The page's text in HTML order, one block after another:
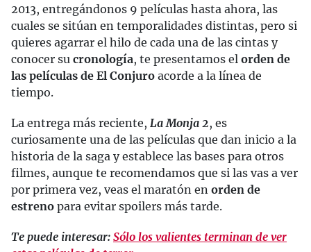
2013, entregándonos 9 películas hasta ahora, las
cuales se sitúan en temporalidades distintas, pero si
quieres agarrar el hilo de cada una de las cintas y
conocer su cronología, te presentamos el orden de
las películas de El Conjuro acorde a la línea de
tiempo.
La entrega más reciente, La Monja 2, es
curiosamente una de las películas que dan inicio a la
historia de la saga y establece las bases para otros
filmes, aunque te recomendamos que si las vas a ver
por primera vez, veas el maratón en orden de
estreno para evitar spoilers más tarde.
Te puede interesar: Sólo los valientes terminan de ver